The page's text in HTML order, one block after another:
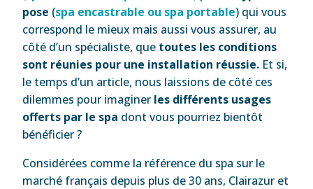
pose (spa encastrable ou spa portable) qui vous
correspond le mieux mais aussi vous assurer, au
côté d’un spécialiste, que toutes les conditions
sont réunies pour une installation réussie. Et si,
le temps d’un article, nous laissions de côté ces
dilemmes pour imaginer les différents usages
offerts par le spa dont vous pourriez bientôt
bénéficier ?
Considérées comme la référence du spa sur le
marché français depuis plus de 30 ans, Clairazur et